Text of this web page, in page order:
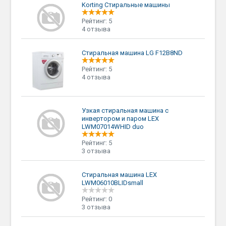
Korting Стиральные машины
Рейтинг: 5
4 отзыва
Стиральная машина LG F12B8ND
Рейтинг: 5
4 отзыва
Узкая стиральная машина с
инвертором и паром LEX
LWM07014WHID duo
Рейтинг: 5
3 отзыва
Стиральная машина LEX
LWM06010BLIDsmall
Рейтинг: 0
3 отзыва